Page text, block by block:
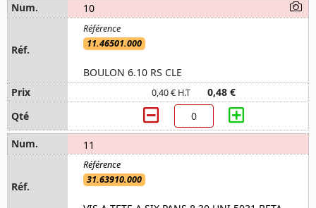
10
11.46501.000
BOULON 6.10 RS CLE
0,40 € H.T 0,48 €
11
31.63910.000